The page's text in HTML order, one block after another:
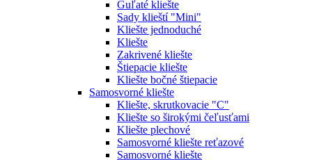
Guľaté kliešte
Sady klieští "Mini"
Kliešte jednoduché
Kliešte
Zakrivené kliešte
Štiepacie kliešte
Kliešte bočné štiepacie
Samosvorné kliešte
Kliešte, skrutkovacie "C"
Kliešte so širokými čeľusťami
Kliešte plechové
Samosvorné kliešte reťazové
Samosvorné kliešte